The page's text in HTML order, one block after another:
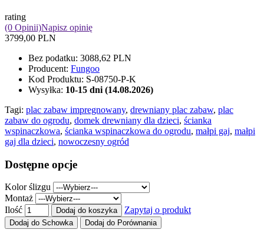
rating
(0 Opinii)Napisz opinię
3799,00 PLN
Bez podatku: 3088,62 PLN
Producent: Fungoo
Kod Produktu: S-08750-P-K
Wysyłka: 10-15 dni (14.08.2026)
Tagi: plac zabaw impregnowany, drewniany plac zabaw, plac
zabaw do ogrodu, domek drewniany dla dzieci, ścianka
wspinaczkowa, ścianka wspinaczkowa do ogrodu, małpi gaj, małpi
gaj dla dzieci, nowoczesny ogród
Dostępne opcje
Kolor ślizgu
Montaż
Ilość
Dodaj do koszyka Zapytaj o produkt
Dodaj do Schowka Dodaj do Porównania